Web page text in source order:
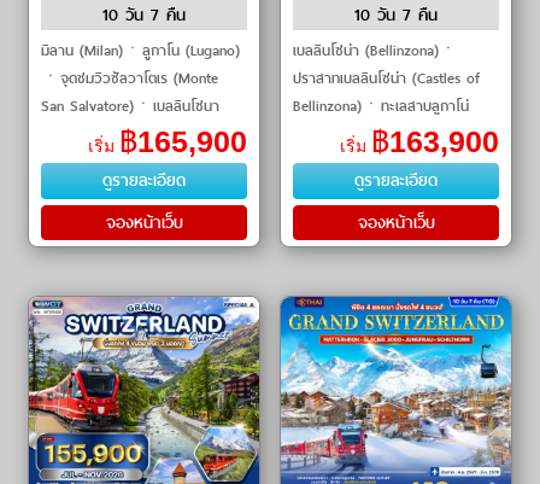
10 วัน 7 คืน
มิลาน (Milan)ㆍลูกาโน (Lugano)
ㆍจุดชมวิวซัลวาโตเร (Monte
San Salvatore)ㆍเบลลินโซนา
(Bellinzona)ㆍปราสาทเบลลิน
โซนา (Castles of Bellinzona)ㆍ
ทะเลสาบโคโม (Lake Como)�
เริ่ม ฿165,900
ดูรายละเอียด
จองหน้าเว็บ
10 วัน 7 คืน
เบลลินโซน่า (Bellinzona)ㆍ
ปราสาทเบลลินโซน่า (Castles of
Bellinzona)ㆍทะเลสาบลูกาโน่
(Lake Lugano)ㆍFoxTown
Outletㆍโคโม่ (Como)ㆍ
ทะเลสาบโคโม่ (Lake Como)ㆍเบล
ลาจิ
เริ่ม ฿163,900
ดูรายละเอียด
จองหน้าเว็บ